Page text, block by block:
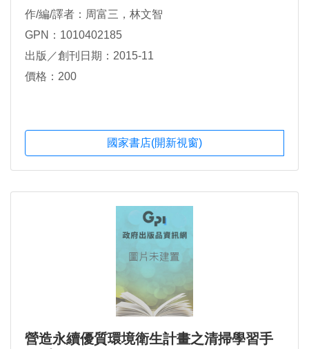
作/編/譯者：周富三，林文智
GPN：1010402185
出版／創刊日期：2015-11
價格：200
國家書店(開新視窗)
營造永續優質環境衛生計畫之清掃學習手